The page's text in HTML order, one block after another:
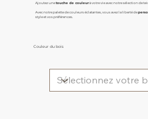
Ajoutez unetouche de couleurà votre vie avec notre sélection de
Avec notre palette de couleurs éclatantes, vous avez la liberté de
style et vos préférences.
Couleur du bois